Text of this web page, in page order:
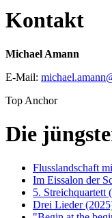
Kontakt
Michael Amann
E-Mail: michael.amann
Top Anchor
Die
Flusslandschaft
Im Eissalon der
5. Streichquartett
Drei Lieder